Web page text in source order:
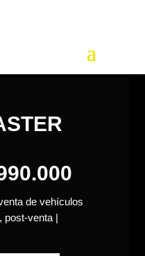
de vehículos
post-venta |